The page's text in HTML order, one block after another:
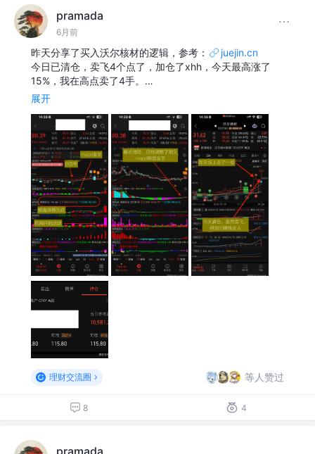
pramada
6月前
昨天分享了买入沃尔核材的逻辑，参考：
juejin.cn
今日已清仓，卖飞4个点了，加仓了xhh，今天最高涨了
15%，我在高点卖了4手。…
展开
理财交流圈 等人赞过
8 4
pramada